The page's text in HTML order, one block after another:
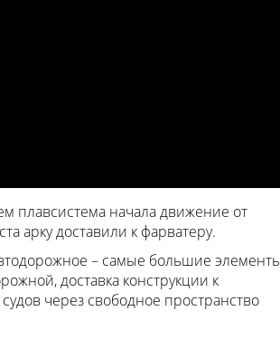
плавсистема начала движение от
арку доставили к фарватеру.
– самые большие
доставка конструкции к
через свободное пространство